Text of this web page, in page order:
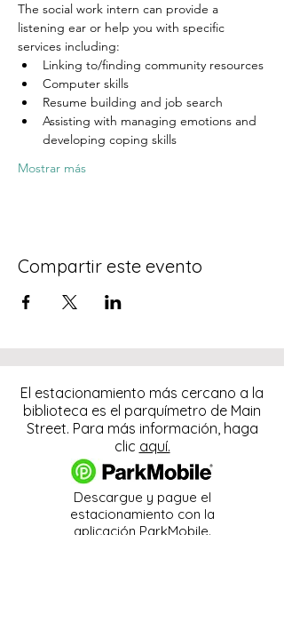
The social work intern can provide a
listening ear or help you with specific
services including:
Linking to/finding community resources
Computer skills
Resume building and job search
Assisting with managing emotions and
developing coping skills
Mostrar más
Compartir este evento
El estacionamiento más cercano a la
biblioteca es el parquímetro de Main
Street. Para más información, haga
clic aquí.
Descargue y pague el
estacionamiento con la
aplicación ParkMobile.